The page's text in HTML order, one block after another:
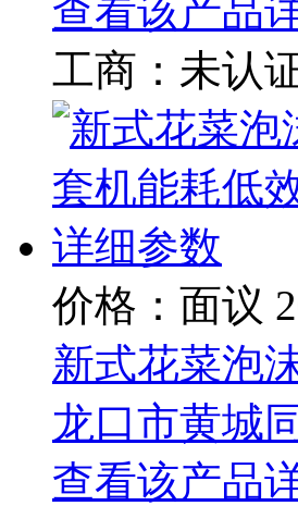
查看该产品
工商： 未认
价格：面议
新式花菜泡
龙口市黄城
查看该产品